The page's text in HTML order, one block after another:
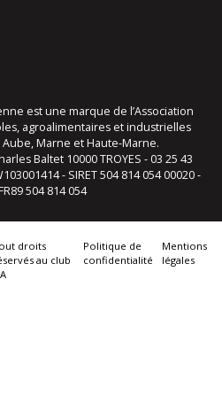
est une marque de l’Association
agroalimentaires et industrielles
Marne et Haute-Marne.
Baltet 10000 TROYES - 03 25 43
- SIRET 504 814 054 00020 -
504 814 054
droits
au club
Politique de
confidentialité
Mentions
légales